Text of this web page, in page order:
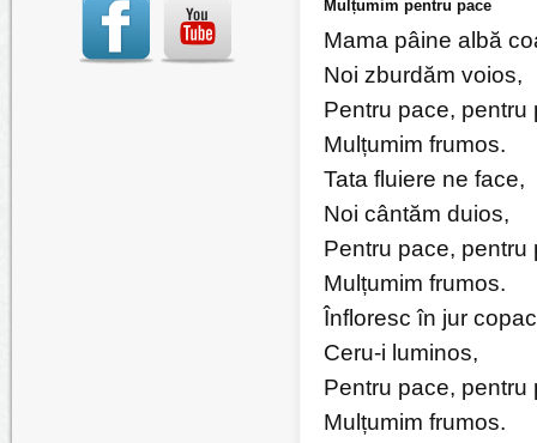
Mulțumim pentru pace
Mama pâine albă
Noi zburdăm voios,
Pentru pace, pentru
Mulțumim frumos.
Tata fluiere ne face,
Noi cântăm duios,
Pentru pace, pentru
Mulțumim frumos.
Înfloresc în jur
Ceru-i luminos,
Pentru pace, pentru
Mulțumim frumos.